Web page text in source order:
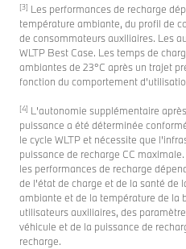
[3] Les performances de recharge
température ambiante, du profil de
de consommateurs auxiliaires. Les
WLTP Best Case. Les temps de
ambiantes de 23°C après un trajet
fonction du comportement
[4] L'autonomie supplémentaire
puissance a été déterminée
le cycle WLTP et nécessite que
puissance de recharge CC
les performances de recharge
de l'état de charge et de la santé de
ambiante et de la température de la
utilisateurs auxiliaires, des
véhicule et de la puissance de
recharge.